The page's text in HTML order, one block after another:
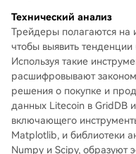
Технический анализ
Трейдеры полагаются на
чтобы выявить
Используя такие
расшифровывают
решения о покупке и
данных Litecoin в GridDB
включающего
Matplotlib, и библиотеки
Numpy и Scipy, образуют